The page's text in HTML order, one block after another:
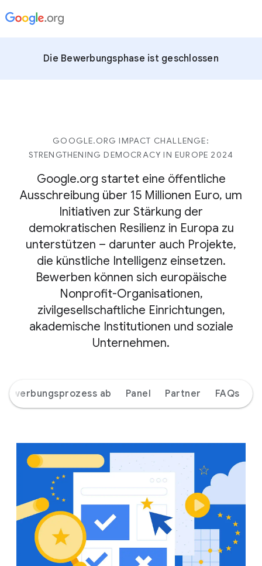
Die Bewerbungsphase ist geschlossen
GOOGLE.ORG IMPACT CHALLENGE:
STRENGTHENING DEMOCRACY IN EUROPE 2024
Google.org startet eine öffentliche
Ausschreibung über 15 Millionen Euro, um
Initiativen zur Stärkung der
demokratischen Resilienz in Europa zu
unterstützen – darunter auch Projekte,
die künstliche Intelligenz einsetzen.
Bewerben können sich europäische
Nonprofit-Organisationen,
zivilgesellschaftliche Einrichtungen,
akademische Institutionen und soziale
Unternehmen.
ab Panel Partner FAQs